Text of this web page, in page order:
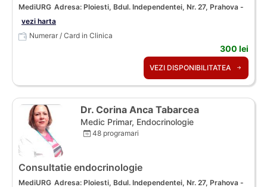
MediURG Adresa: Ploiesti, Bdul. Independentei, Nr. 27, Prahova -
vezi harta
Numerar / Card in Clinica
300 lei
VEZI DISPONIBILITATEA
Dr. Corina Anca Tabarcea
Medic Primar, Endocrinologie
48 programari
Consultatie endocrinologie
MediURG Adresa: Ploiesti, Bdul. Independentei, Nr. 27, Prahova -